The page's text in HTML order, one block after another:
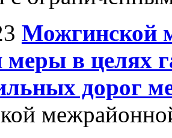
Можгинской
в целях
дорог